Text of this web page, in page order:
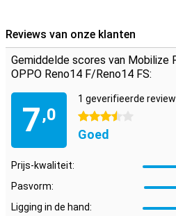
Duurzaam, tijdloos en
De zwarte kleur geeft deze hoes
uiterlijk, geschikt voor elke situatie.
alle knoppen en poorten goed
Reno14 F/Reno14 FS net zo
met extra zekerheid.
Reviews van onze klanten
Gemiddelde scores van Mobilize
OPPO Reno14 F/Reno14 FS:
7,0
1 geverifieerde review
3.5 sterren
Goed
Prijs-kwaliteit:
Pasvorm:
Ligging in de hand: